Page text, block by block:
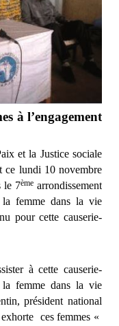
à l’engagement
et la Justice sociale
ce lundi 10 novembre
le 7ème arrondissement
la femme dans la vie
pour cette causerie-
à cette causerie-
la femme dans la vie
président national
ces femmes «